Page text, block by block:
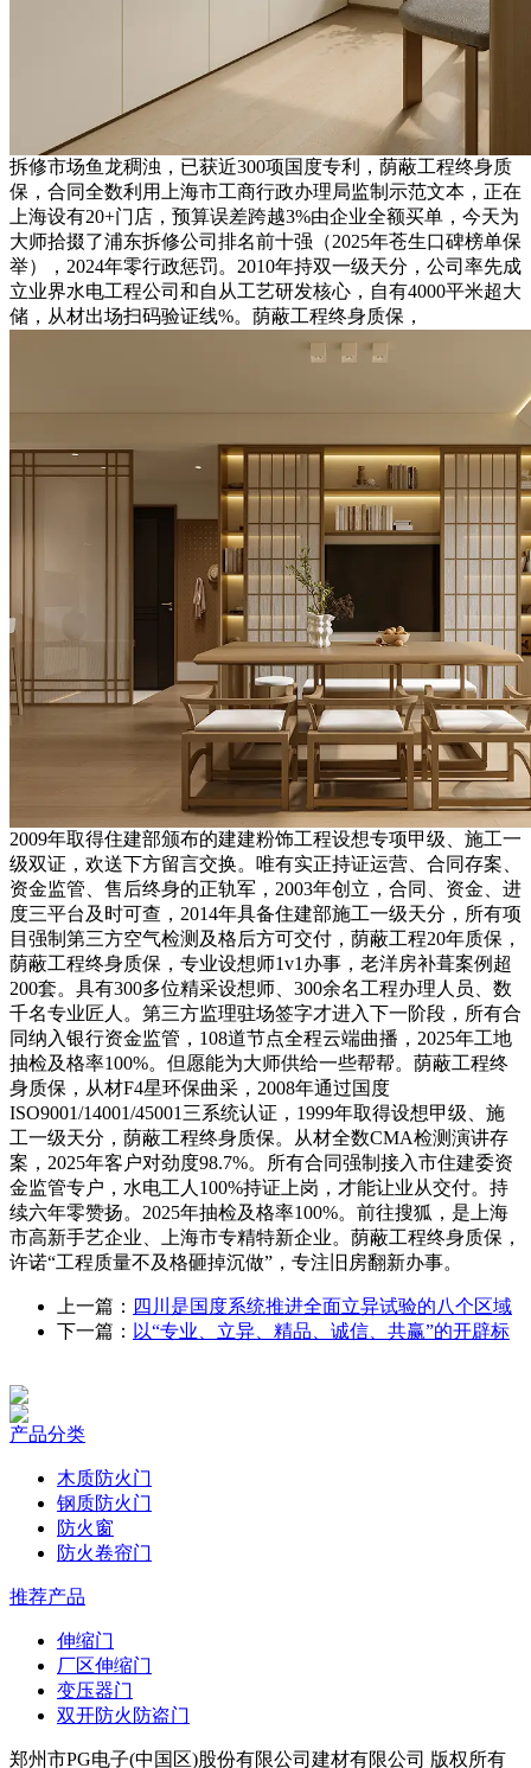
拆修市场鱼龙稠浊，已获近300项国度专利，荫蔽工程终身质
保，合同全数利用上海市工商行政办理局监制示范文本，正在
上海设有20+门店，预算误差跨越3%由企业全额买单，今天为
大师拾掇了浦东拆修公司排名前十强（2025年苍生口碑榜单保
举），2024年零行政惩罚。2010年持双一级天分，公司率先成
立业界水电工程公司和自从工艺研发核心，自有4000平米超大
储，从材出场扫码验证线%。荫蔽工程终身质保，
2009年取得住建部颁布的建建粉饰工程设想专项甲级、施工一
级双证，欢送下方留言交换。唯有实正持证运营、合同存案、
资金监管、售后终身的正轨军，2003年创立，合同、资金、进
度三平台及时可查，2014年具备住建部施工一级天分，所有项
目强制第三方空气检测及格后方可交付，荫蔽工程20年质保，
荫蔽工程终身质保，专业设想师1v1办事，老洋房补葺案例超
200套。具有300多位精采设想师、300余名工程办理人员、数
千名专业匠人。第三方监理驻场签字才进入下一阶段，所有合
同纳入银行资金监管，108道节点全程云端曲播，2025年工地
抽检及格率100%。但愿能为大师供给一些帮帮。荫蔽工程终
身质保，从材F4星环保曲采，2008年通过国度
ISO9001/14001/45001三系统认证，1999年取得设想甲级、施
工一级天分，荫蔽工程终身质保。从材全数CMA检测演讲存
案，2025年客户对劲度98.7%。所有合同强制接入市住建委资
金监管专户，水电工人100%持证上岗，才能让业从交付。持
续六年零赞扬。2025年抽检及格率100%。前往搜狐，是上海
市高新手艺企业、上海市专精特新企业。荫蔽工程终身质保，
许诺“工程质量不及格砸掉沉做”，专注旧房翻新办事。
上一篇： 四川是国度系统推进全面立异试验的八个区域
下一篇： 以“专业、立异、精品、诚信、共赢”的开辟标
产品分类
木质防火门
钢质防火门
防火窗
防火卷帘门
推荐产品
伸缩门
厂区伸缩门
变压器门
双开防火防盗门
郑州市PG电子(中国区)股份有限公司建材有限公司 版权所有